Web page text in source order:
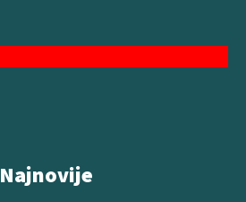
Najnovije